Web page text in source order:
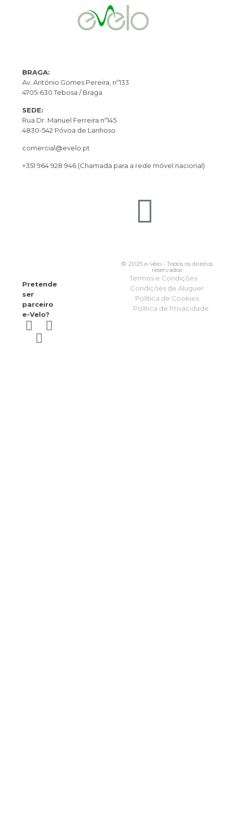
BRAGA:
Av. António Gomes Pereira, nº133
4705-630 Tebosa / Braga
SEDE:
Rua Dr. Manuel Ferreira nº145
4830-542 Póvoa de Lanhoso
comercial@evelo.pt
+351 964 928 946 (Chamada para a rede móvel nacional)
Pretende
ser
parceiro
e-Velo?
© 2025 e-Velo - Todos os direitos
reservados
Termos e Condições
Condições de Aluguer
Política de Cookies
Política de Privacidade